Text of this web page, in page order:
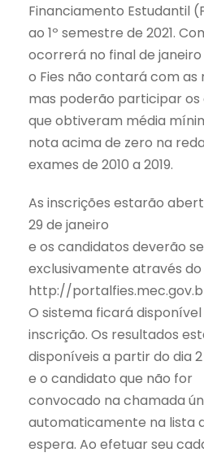
Financiamento Estudantil
ao 1º semestre de 2021.
ocorrerá no final de janeiro
o Fies não contará com as
mas poderão participar os
que obtiveram média
nota acima de zero na
exames de 2010 a 2019.
As inscrições estarão
29 de janeiro
e os candidatos deverão
exclusivamente através do
http://
O sistema ficará
inscrição. Os resultados
disponíveis a partir do dia
e o candidato que não for
convocado na chamada
automaticamente na lista
espera. Ao efetuar seu